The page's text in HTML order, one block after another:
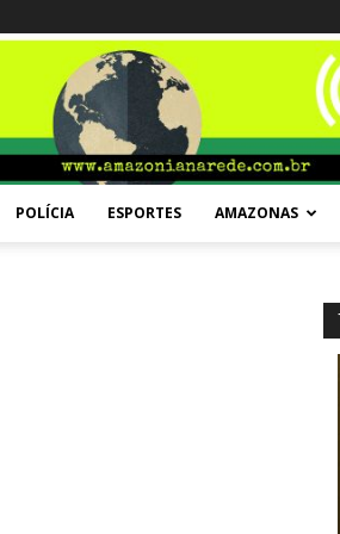
POLÍCIA ESPORTES AMAZONAS